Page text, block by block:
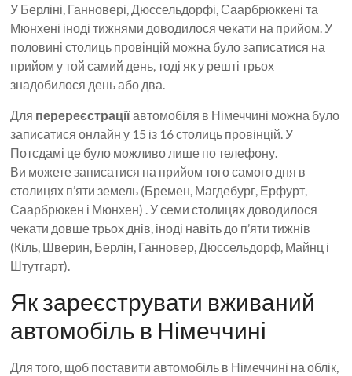
У Берліні, Ганновері, Дюссельдорфі, Саарбрюккені та
Мюнхені іноді тижнями доводилося чекати на прийом. У
половині столиць провінцій можна було записатися на
прийом у той самий день, тоді як у решті трьох
знадобилося день або два.
Для перереєстраціїавтомобіля в Німеччині можна було
записатися онлайн у 15 із 16 столиць провінцій. У
Потсдамі це було можливо лише по телефону.
Ви можете записатися на прийом того самого дня в
столицях п’яти земель (Бремен, Магдебург, Ерфурт,
Саарбрюкен і Мюнхен) . У семи столицях доводилося
чекати довше трьох днів, іноді навіть до п’яти тижнів
(Кіль, Шверин, Берлін, Ганновер, Дюссельдорф, Майнц і
Штутгарт).
Як зареєструвати вживаний
автомобіль в Німеччині
Для того, щоб поставити автомобіль в Німеччині на облік,